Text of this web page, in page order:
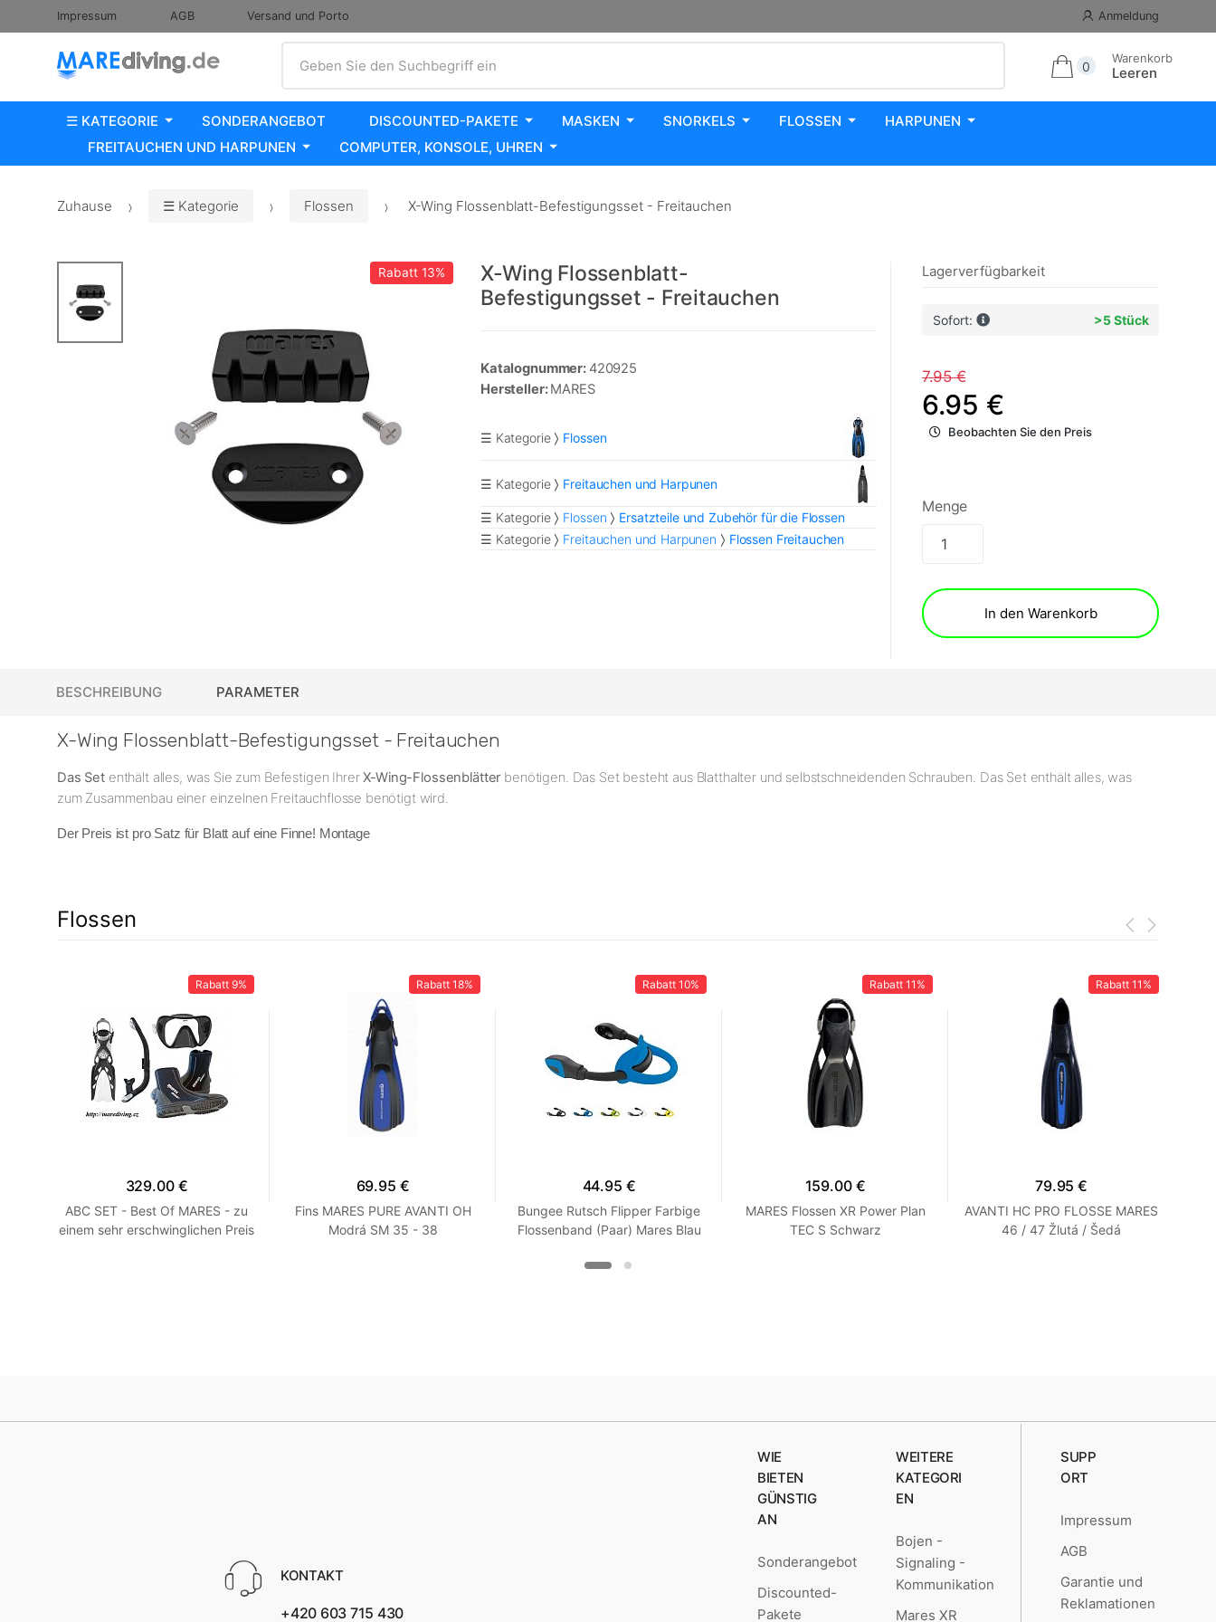
Impressum AGB Versand und Porto Anmeldung
Geben Sie den Suchbegriff ein
0
Warenkorb
Leeren
☰ KATEGORIE SONDERANGEBOT DISCOUNTED-PAKETE MASKEN SNORKELS FLOSSEN
HARPUNEN
FREITAUCHEN UND HARPUNEN
COMPUTER, KONSOLE, UHREN
Zuhause ☰ Kategorie Flossen X-Wing Flossenblatt-Befestigungsset - Freitauchen
Rabatt13%
X-Wing Flossenblatt-
Befestigungsset - Freitauchen
Katalognummer: 420925
Hersteller:MARES
☰ Kategorie Flossen
☰ Kategorie Freitauchen und Harpunen
☰ Kategorie Flossen
Ersatzteile und Zubehör für die Flossen
☰ Kategorie
Freitauchen und Harpunen Flossen Freitauchen
Lagerverfügbarkeit
Sofort: >5 Stück
7.95 €
6.95 €
Beobachten Sie den Preis
Menge
In den Warenkorb
BESCHREIBUNG PARAMETER
X-Wing Flossenblatt-Befestigungsset - Freitauchen
Das Setenthält alles, was Sie zum Befestigen IhrerX-Wing-Flossenblätter benötigen. Das Set besteht aus Blatthalter und selbstschneidenden Schrauben. Das Set enthält alles, was
zum Zusammenbau einer einzelnen Freitauchflosse benötigt wird.
Der Preis ist pro Satz für Blatt auf eine Finne! Montage
Flossen
Rabatt 9%
329.00 €
ABC SET - Best Of MARES - zu
einem sehr erschwinglichen Preis
Rabatt 18%
69.95 €
Fins MARES PURE AVANTI OH
Modrá SM 35 - 38
Rabatt 10%
44.95 €
Bungee Rutsch Flipper Farbige
Flossenband (Paar) Mares Blau
Rabatt 11%
159.00 €
MARES Flossen XR Power Plan
TEC S Schwarz
Rabatt 11%
79.95 €
AVANTI HC PRO FLOSSE MARES
46 / 47 Žlutá / Šedá
KONTAKT
+420 603 715 430
WIE
BIETEN
GÜNSTIG
AN
Sonderangebot
Discounted-
Pakete
WEITERE
KATEGORI
EN
Bojen -
Signaling -
Kommunikation
Mares XR
SUPP
ORT
Impressum
AGB
Garantie und
Reklamationen